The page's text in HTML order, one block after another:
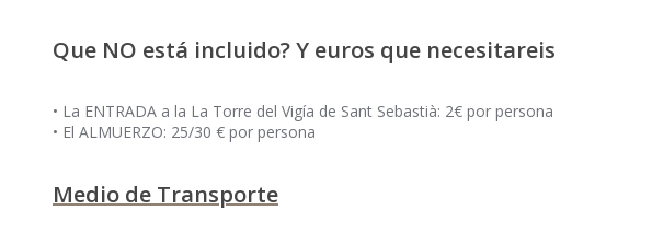
Que NO está incluido? Y euros que necesitareis
• La ENTRADA a la La Torre del Vigía de Sant Sebastià: 2€ por persona
• El ALMUERZO: 25/30 € por persona
Medio de Transporte